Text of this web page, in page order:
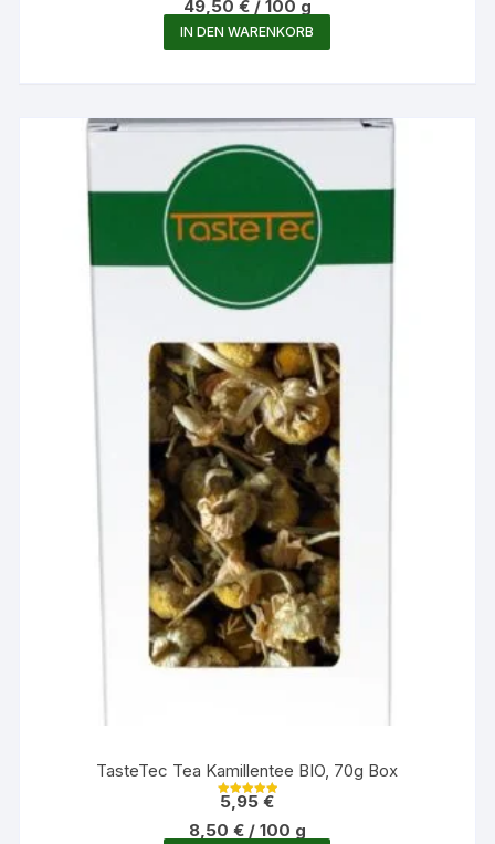
49,50 €/ 100 g
IN DEN WARENKORB
TasteTec Tea Kamillentee BIO, 70g Box
Bewertet mit
von 5
5,95€
8,50 €/ 100 g